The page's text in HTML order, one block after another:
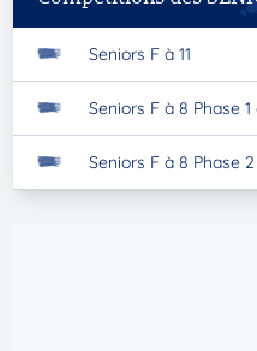
Seniors F à 11
Seniors F à 8 Phase
Seniors F à 8 Phase 2